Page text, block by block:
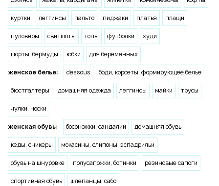
куртки леггинсы пальто пиджаки платья плащи
пуловеры свитшоты топы футболки худи
шорты, бермуды юбки для беременных
женское белье: dessous боди, корсеты, формирующее белье
бюстгалтеры домашняя одежда леггинсы майки трусы
чулки, носки
женская обувь: босоножки, сандалии домашняя обувь
кеды, сникеры мокасины, слипоны, эспадрильи
обувь на шнуровке полусапожки, ботинки резиновые сапоги
спортивная обувь шлепанцы, сабо